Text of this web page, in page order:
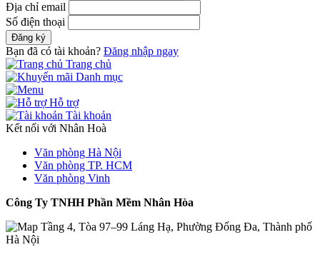
Địa chỉ email
Số điện thoại
Đăng ký
Bạn đã có tài khoản? Đăng nhập ngay
Trang chủ
Danh mục
Hỗ trợ
Tài khoản
Kết nối với Nhân Hoà
Văn phòng Hà Nội
Văn phòng TP. HCM
Văn phòng Vinh
Công Ty TNHH Phần Mềm Nhân Hòa
Tầng 4, Tòa 97–99 Láng Hạ, Phường Đống Đa, Thành phố
Hà Nội